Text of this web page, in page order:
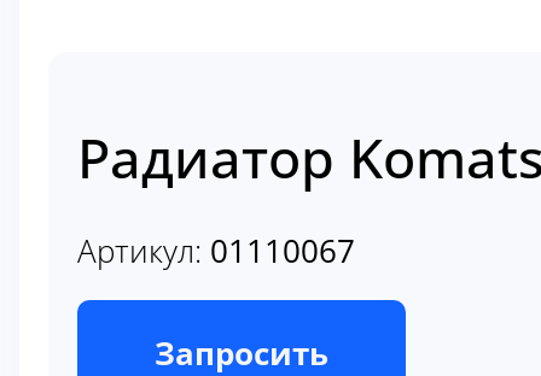
Радиатор
Артикул: 01110067
В наличии
Запросить